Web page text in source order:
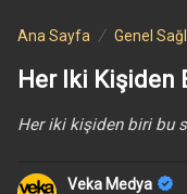
Ana Sayfa Genel
Her Iki Kişiden
Her iki kişiden biri bu
Veka Medya